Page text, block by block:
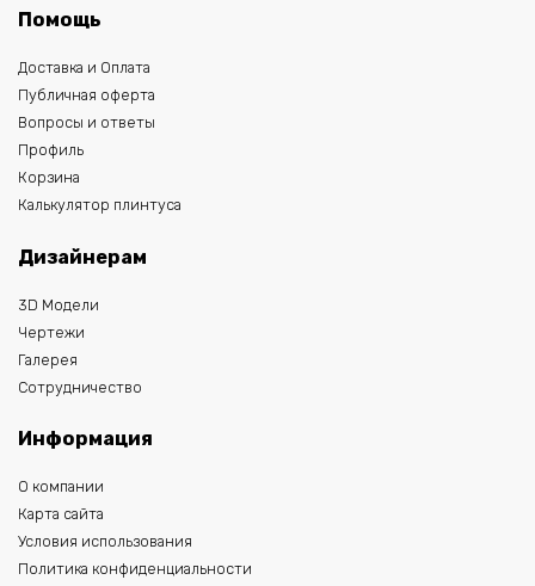
Помощь
Доставка и Оплата
Публичная оферта
Вопросы и ответы
Профиль
Корзина
Калькулятор плинтуса
Дизайнерам
3D Модели
Чертежи
Галерея
Сотрудничество
Информация
О компании
Карта сайта
Условия использования
Политика конфиденциальности